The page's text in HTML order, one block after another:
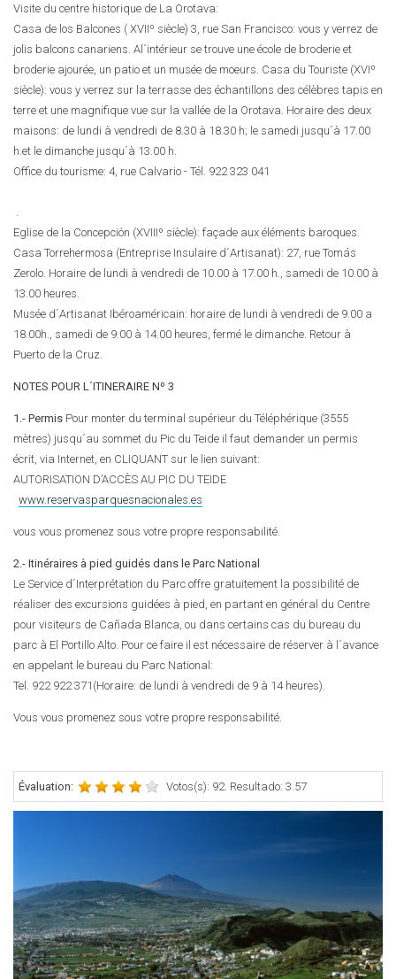
Visite du centre historique de La Orotava:
Casa de los Balcones ( XVIIº siècle) 3, rue San Francisco: vous y verrez de
jolis balcons canariens. Al´intérieur se trouve une école de broderie et
broderie ajourée, un patio et un musée de moeurs. Casa du Touriste (XVIº
siècle): vous y verrez sur la terrasse des échantillons des célèbres tapis en
terre et une magnifique vue sur la vallée de la Orotava. Horaire des deux
maisons: de lundi à vendredi de 8.30 à 18.30 h; le samedi jusqu´à 17.00
h.et le dimanche jusqu´à 13.00 h.
Office du tourisme: 4, rue Calvario - Tél. 922 323 041
Eglise de la Concepción (XVIIIº siècle): façade aux éléments baroques.
Casa Torrehermosa (Entreprise Insulaire d´Artisanat): 27, rue Tomás
Zerolo. Horaire de lundi à vendredi de 10.00 à 17.00 h., samedi de 10.00 à
13.00 heures.
Musée d´Artisanat Ibéroaméricain: horaire de lundi à vendredi de 9.00 a
18.00h., samedi de 9.00 à 14.00 heures, fermé le dimanche. Retour à
Puerto de la Cruz.
NOTES POUR L´ITINERAIRE Nº 3
1.- Permis Pour monter du terminal supérieur du Téléphérique (3555
mètres) jusqu´au sommet du Pic du Teide il faut demander un permis
écrit, via Internet, en CLIQUANT sur le lien suivant:
AUTORISATION D’ACCÈS AU PIC DU TEIDE
www.reservasparquesnacionales.es
vous vous promenez sous votre propre responsabilité.
2.- Itinéraires à pied guidés dans le Parc National
Le Service d´Interprétation du Parc offre gratuitement la possibilité de
réaliser des excursions guidées à pied, en partant en général du Centre
pour visiteurs de Cañada Blanca, ou dans certains cas du bureau du
parc à El Portillo Alto. Pour ce faire il est nécessaire de réserver à l´avance
en appelant le bureau du Parc National:
Tel. 922 922 371 (Horaire: de lundi à vendredi de 9 à 14 heures).
Vous vous promenez sous votre propre responsabilité.
Évaluation: Votos(s): 92. Resultado: 3.57